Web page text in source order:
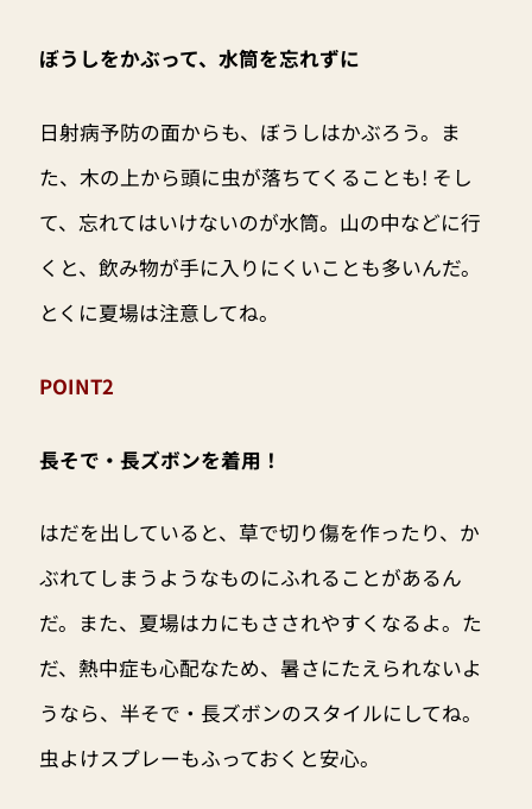
ぼうしをかぶって、水筒を忘れずに
日射病予防の面からも、ぼうしはかぶろう。ま
た、木の上から頭に虫が落ちてくることも! そし
て、忘れてはいけないのが水筒。山の中などに行
くと、飲み物が手に入りにくいことも多いんだ。
とくに夏場は注意してね。
POINT2
長そで・長ズボンを着用！
はだを出していると、草で切り傷を作ったり、か
ぶれてしまうようなものにふれることがあるん
だ。また、夏場はカにもさされやすくなるよ。た
だ、熱中症も心配なため、暑さにたえられないよ
うなら、半そで・長ズボンのスタイルにしてね。
虫よけスプレーもふっておくと安心。